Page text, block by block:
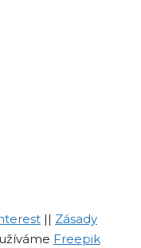
|| Zásady
Freepik